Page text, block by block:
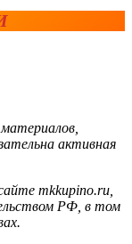
активная
mkkupino.ru,
РФ, в том